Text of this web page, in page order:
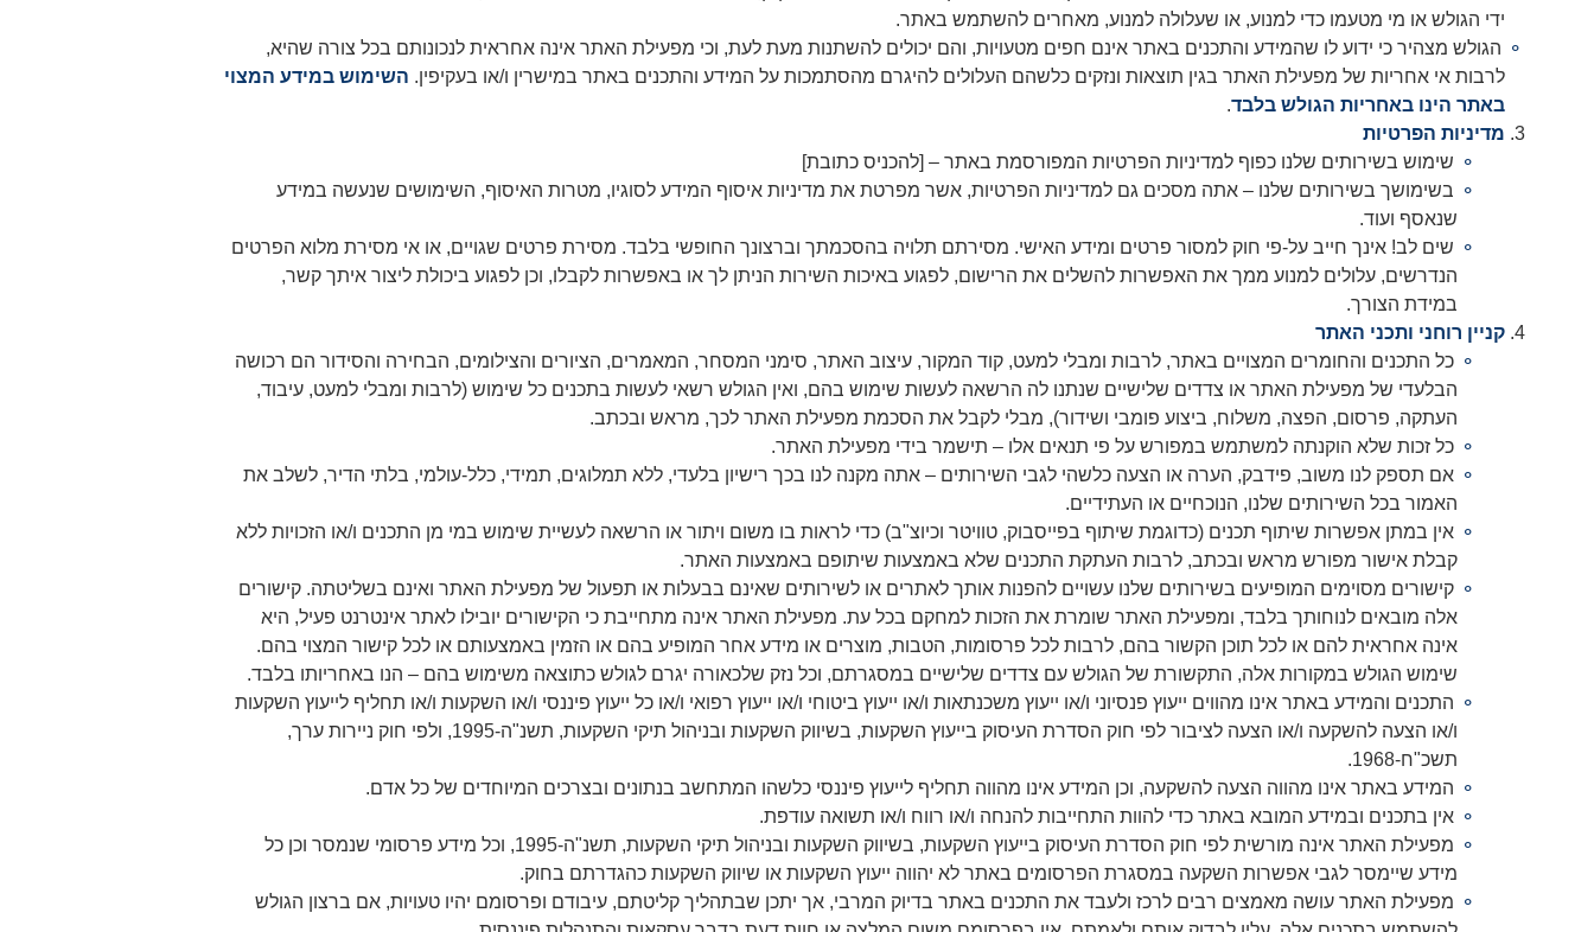
ידי הגולש או מי מטעמו כדי למנוע, או שעלולה למנוע, מאחרים להשתמש באתר.
הגולש מצהיר כי ידוע לו שהמידע והתכנים באתר אינם חפים מטעויות, והם יכולים להשתנות מעת לעת, וכי מפעילת האתר אינה אחראית לנכונותם בכל צורה שהיא,
לרבות אי אחריות של מפעילת האתר בגין תוצאות ונזקים כלשהם העלולים להיגרם מהסתמכות על המידע והתכנים באתר במישרין ו/או בעקיפין. השימוש במידע המצוי
באתר הינו באחריות הגולש בלבד.
מדיניות הפרטיות
שימוש בשירותים שלנו כפוף למדיניות הפרטיות המפורסמת באתר – [להכניס כתובת]
בשימושך בשירותים שלנו – אתה מסכים גם למדיניות הפרטיות, אשר מפרטת את מדיניות איסוף המידע לסוגיו, מטרות האיסוף, השימושים שנעשה במידע
שנאסף ועוד.
שים לב! אינך חייב על-פי חוק למסור פרטים ומידע האישי. מסירתם תלויה בהסכמתך וברצונך החופשי בלבד. מסירת פרטים שגויים, או אי מסירת מלוא הפרטים
הנדרשים, עלולים למנוע ממך את האפשרות להשלים את הרישום, לפגוע באיכות השירות הניתן לך או באפשרות לקבלו, וכן לפגוע ביכולת ליצור איתך קשר,
במידת הצורך.
קניין רוחני ותכני האתר
כל התכנים והחומרים המצויים באתר, לרבות ומבלי למעט, קוד המקור, עיצוב האתר, סימני המסחר, המאמרים, הציורים והצילומים, הבחירה והסידור הם רכושה
הבלעדי של מפעילת האתר או צדדים שלישיים שנתנו לה הרשאה לעשות שימוש בהם, ואין הגולש רשאי לעשות בתכנים כל שימוש (לרבות ומבלי למעט, עיבוד,
העתקה, פרסום, הפצה, משלוח, ביצוע פומבי ושידור), מבלי לקבל את הסכמת מפעילת האתר לכך, מראש ובכתב.
כל זכות שלא הוקנתה למשתמש במפורש על פי תנאים אלו – תישמר בידי מפעילת האתר.
אם תספק לנו משוב, פידבק, הערה או הצעה כלשהי לגבי השירותים – אתה מקנה לנו בכך רישיון בלעדי, ללא תמלוגים, תמידי, כלל-עולמי, בלתי הדיר, לשלב את
האמור בכל השירותים שלנו, הנוכחיים או העתידיים.
אין במתן אפשרות שיתוף תכנים (כדוגמת שיתוף בפייסבוק, טוויטר וכיוצ"ב) כדי לראות בו משום ויתור או הרשאה לעשיית שימוש במי מן התכנים ו/או הזכויות ללא
קבלת אישור מפורש מראש ובכתב, לרבות העתקת התכנים שלא באמצעות שיתופם באמצעות האתר.
קישורים מסוימים המופיעים בשירותים שלנו עשויים להפנות אותך לאתרים או לשירותים שאינם בבעלות או תפעול של מפעילת האתר ואינם בשליטתה. קישורים
אלה מובאים לנוחותך בלבד, ומפעילת האתר שומרת את הזכות למחקם בכל עת. מפעילת האתר אינה מתחייבת כי הקישורים יובילו לאתר אינטרנט פעיל, היא
אינה אחראית להם או לכל תוכן הקשור בהם, לרבות לכל פרסומות, הטבות, מוצרים או מידע אחר המופיע בהם או הזמין באמצעותם או לכל קישור המצוי בהם.
שימוש הגולש במקורות אלה, התקשורת של הגולש עם צדדים שלישיים במסגרתם, וכל נזק שלכאורה יגרם לגולש כתוצאה משימוש בהם – הנו באחריותו בלבד.
התכנים והמידע באתר אינו מהווים ייעוץ פנסיוני ו/או ייעוץ משכנתאות ו/או ייעוץ ביטוחי ו/או ייעוץ רפואי ו/או כל ייעוץ פיננסי ו/או השקעות ו/או תחליף לייעוץ השקעות
ו/או הצעה להשקעה ו/או הצעה לציבור לפי חוק הסדרת העיסוק בייעוץ השקעות, בשיווק השקעות ובניהול תיקי השקעות, תשנ"ה-1995, ולפי חוק ניירות ערך,
תשכ"ח-1968.
המידע באתר אינו מהווה הצעה להשקעה, וכן המידע אינו מהווה תחליף לייעוץ פיננסי כלשהו המתחשב בנתונים ובצרכים המיוחדים של כל אדם.
אין בתכנים ובמידע המובא באתר כדי להוות התחייבות להנחה ו/או רווח ו/או תשואה עודפת.
מפעילת האתר אינה מורשית לפי חוק הסדרת העיסוק בייעוץ השקעות, בשיווק השקעות ובניהול תיקי השקעות, תשנ"ה-1995, וכל מידע פרסומי שנמסר וכן כל
מידע שיימסר לגבי אפשרות השקעה במסגרת הפרסומים באתר לא יהווה ייעוץ השקעות או שיווק השקעות כהגדרתם בחוק.
מפעילת האתר עושה מאמצים רבים לרכז ולעבד את התכנים באתר בדיוק המרבי, אך יתכן שבתהליך קליטתם, עיבודם ופרסומם יהיו טעויות, אם ברצון הגולש